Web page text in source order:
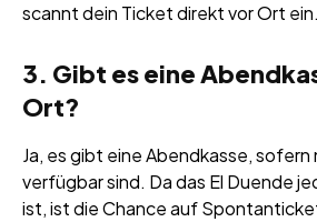
scannt dein Ticket direkt vor Ort ein.
3. Gibt es eine
Ort?
Ja, es gibt eine Abendkasse,
verfügbar sind. Da das El Duende
ist, ist die Chance auf